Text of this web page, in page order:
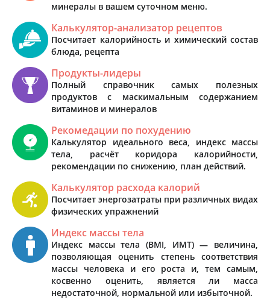
минералы в вашем суточном меню.
Калькулятор-анализатор рецептов
Посчитает калорийность и химический состав
блюда, рецепта
Продукты-лидеры
Полный справочник самых полезных
продуктов с маскимальным содержанием
витаминов и минералов
Рекомедации по похудению
Калькулятор идеального веса, индекс массы
тела, расчёт коридора калорийности,
рекомендации по снижению, план действий.
Калькулятор расхода калорий
Посчитает энергозатраты при различных видах
физических упражнений
Индекс массы тела
Индекс массы тела (BMI, ИМТ) — величина,
позволяющая оценить степень соответствия
массы человека и его роста и, тем самым,
косвенно оценить, является ли масса
недостаточной, нормальной или избыточной.